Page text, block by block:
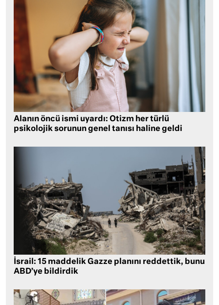
Alanın öncü ismi uyardı: Otizm her türlü
psikolojik sorunun genel tanısı haline geldi
İsrail: 15 maddelik Gazze planını reddettik, bunu
ABD’ye bildirdik